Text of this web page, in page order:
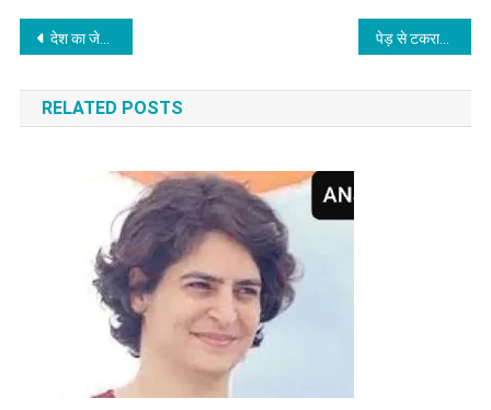
Post
navigation
देश का जेन जेड सृजनशीलता से भरा, सरकार को उसके सामर्थ्य पर पूरा भरोसा है : प्रधानमंत्री मोदी पेड़ से टकराई मोटरसाइकिल, तीन युवकों की मौत
RELATED POSTS